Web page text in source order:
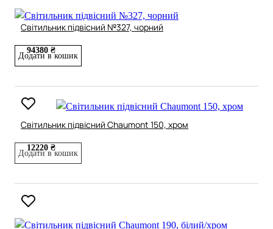
Світильник підвісний №327, чорний
94380 ₴
Додати в кошик
Світильник підвісний Chaumont 150, хром
12220 ₴
Додати в кошик